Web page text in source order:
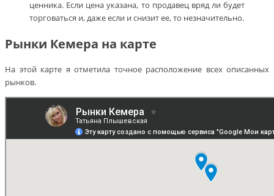
ценника. Если цена указана, то продавец вряд ли будет
торговаться и, даже если и снизит ее, то незначительно.
Рынки Кемера на карте
На этой карте я отметила точное расположение всех описанных
рынков.